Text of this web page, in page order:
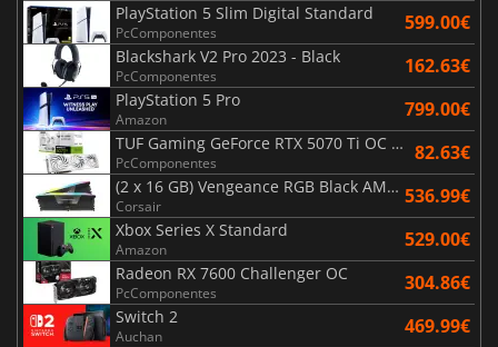
PlayStation 5 Slim Digital Standard
PcComponentes 599.00€
Blackshark V2 Pro 2023 - Black
PcComponentes 162.63€
PlayStation 5 Pro
Amazon 799.00€
TUF Gaming GeForce RTX 5070 Ti OC White Edition 16GB
PcComponentes 82.63€
(2 x 16 GB) Vengeance RGB Black AMD Expo 6000 MHz - CAS 30
Corsair 536.99€
Xbox Series X Standard
Amazon 529.00€
Radeon RX 7600 Challenger OC
PcComponentes 304.86€
Switch 2
Auchan 469.99€